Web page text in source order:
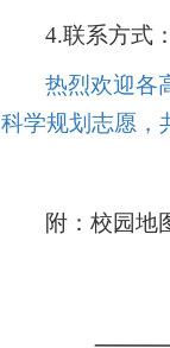
4.联系方式
热烈欢迎各
科学规划志愿，
附：校园地